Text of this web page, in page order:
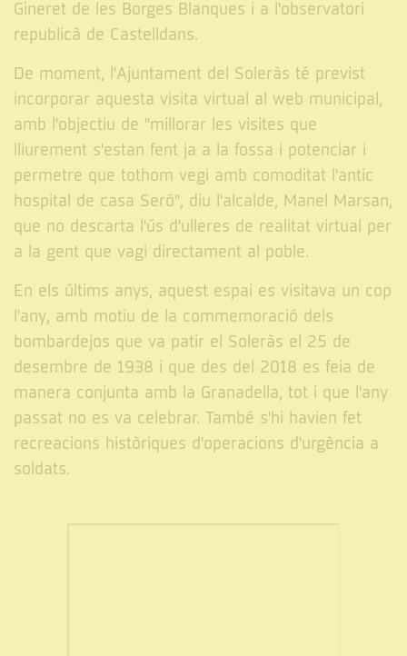
Gineret de les Borges Blanques i a l'observatori
republicà de Castelldans.
De moment, l'Ajuntament del Soleràs té previst
incorporar aquesta visita virtual al web municipal,
amb l'objectiu de "millorar les visites que
lliurement s'estan fent ja a la fossa i potenciar i
permetre que tothom vegi amb comoditat l'antic
hospital de casa Seró", diu l'alcalde, Manel Marsan,
que no descarta l'ús d'ulleres de realitat virtual per
a la gent que vagi directament al poble.
En els últims anys, aquest espai es visitava un cop
l'any, amb motiu de la commemoració dels
bombardejos que va patir el Soleràs el 25 de
desembre de 1938 i que des del 2018 es feia de
manera conjunta amb la Granadella, tot i que l'any
passat no es va celebrar. També s'hi havien fet
recreacions històriques d'operacions d'urgència a
soldats.